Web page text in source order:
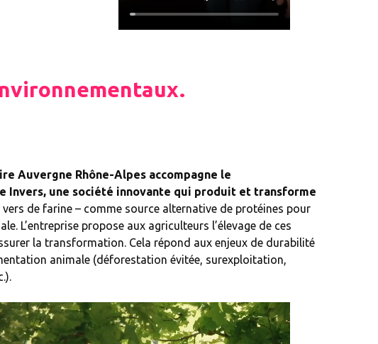
Auvergne Rhône-Alpes accompagne le
Invers, une société innovante qui produit et transforme
vers de farine – comme source alternative de protéines pour
L’entreprise propose aux agriculteurs l’élevage de ces
la transformation. Cela répond aux enjeux de durabilité
animale (déforestation évitée, surexploitation,